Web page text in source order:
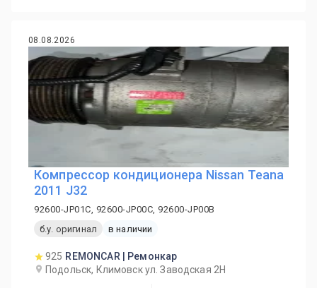
08.08.2026
Компрессор кондиционера Nissan Teana
2011 J32
92600-JP01C, 92600-JP00C, 92600-JP00B
б.у. оригинал
в наличии
925 REMONCAR | Ремонкар
Подольск, Климовск ул. Заводская 2Н